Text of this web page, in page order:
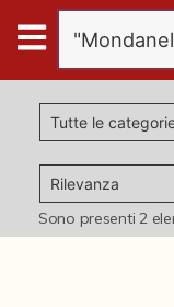
Digital
Donazioni
Pubblicazioni
Sono presenti2